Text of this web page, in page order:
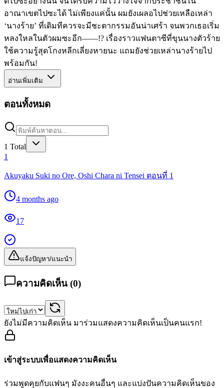
อาณาเขตไปซะได้ ไม่เพียงแค่นั้น ผมยังเผลอไปช่วยเหลือเหล่า
‘นางร้าย’ ที่เดิมทีควรจะมีชะตากรรมอันน่าเศร้า จนพวกเธอเริ่ม
หลงใหลในตัวผมซะอีก――!? เรื่องราวแฟนตาซีที่ขุนนางตัวร้าย
ใช้ความรู้สุดโกงหลีกเลี่ยงหายนะ แถมยังช่วยเหล่านางร้ายไป
พร้อมกัน!
อ่านเพิ่มเติม
ตอนทั้งหมด
1 Total
1
Akuyaku Suki no Ore, Oshi Chara ni Tensei ตอนที่ 1
4 months ago
17
แจ้งปัญหา/แนะนำ
ความคิดเห็น (0)
ยังไม่มีความคิดเห็น มาร่วมแสดงความคิดเห็นเป็นคนแรก!
เข้าสู่ระบบเพื่อแสดงความคิดเห็น
ร่วมพูดคุยกับแฟนๆ มังงะคนอื่นๆ และแบ่งปันความคิดเห็นของ